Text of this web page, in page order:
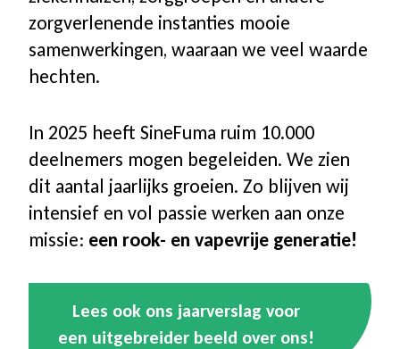
zorgverlenende instanties mooie
samenwerkingen, waaraan we veel waarde
hechten.
In 2025 heeft SineFuma ruim 10.000
deelnemers mogen begeleiden. We zien
dit aantal jaarlijks groeien. Zo blijven wij
intensief en vol passie werken aan onze
missie: een rook- en vapevrije generatie!
Lees ook ons jaarverslag voor
een uitgebreider beeld over ons!